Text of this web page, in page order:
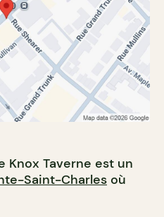
Knox Taverne est un
Saint-Charles où